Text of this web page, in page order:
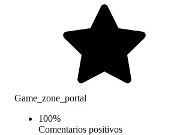
Game_zone_portal
100%
Comentarios positivos